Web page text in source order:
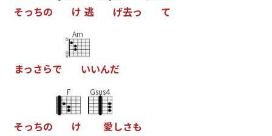
そっちの け 逃 げ去っ て
まっさらで
Am
いいんだ
そっちの
F
け
Gsus4
愛しさも